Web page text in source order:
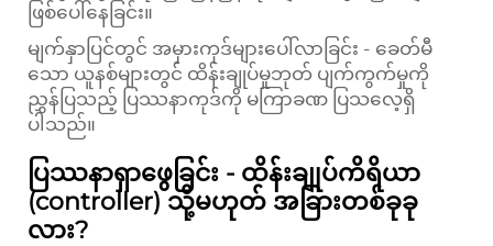
ဖြစ်ပေါ်နေခြင်း။
မျက်နှာပြင်တွင် အမှားကုဒ်များပေါ်လာခြင်း - ခေတ်မီ
သော ယူနစ်များတွင် ထိန်းချုပ်မှုဘုတ် ပျက်ကွက်မှုကို
ညွှန်ပြသည့် ပြဿနာကုဒ်ကို မကြာခဏ ပြသလေ့ရှိ
ပါသည်။
ပြဿနာရှာဖွေခြင်း - ထိန်းချုပ်ကိရိယာ
(controller) သို့မဟုတ် အခြားတစ်ခုခု
လား?